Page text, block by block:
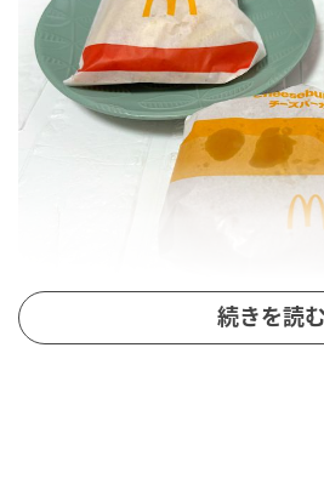
今回は、「チーズバーガー ハッ
続きを読む